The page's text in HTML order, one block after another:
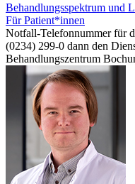
Behandlungsspektrum und
Für Patient*innen
Notfall-Telefonnummer für
(0234) 299-0 dann den
Behandlungszentrum